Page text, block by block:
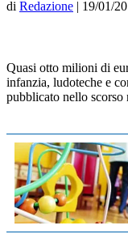
di Redazione | 19/01/
Quasi otto milioni di
infanzia, ludoteche e
pubblicato nello scorso